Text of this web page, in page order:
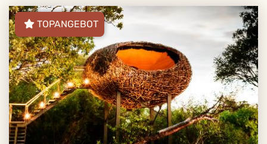
TOPANGEBOT